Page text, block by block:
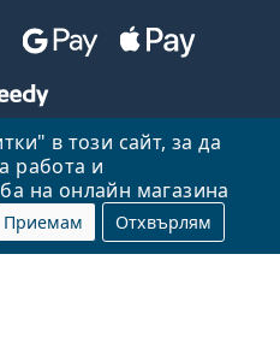
в този сайт, за да
работа и
на онлайн магазина
Приемам Отхвърлям
страница
Нагоре
управлява от Lentiamo s.r.o.,
вас в продължение на 18 години.